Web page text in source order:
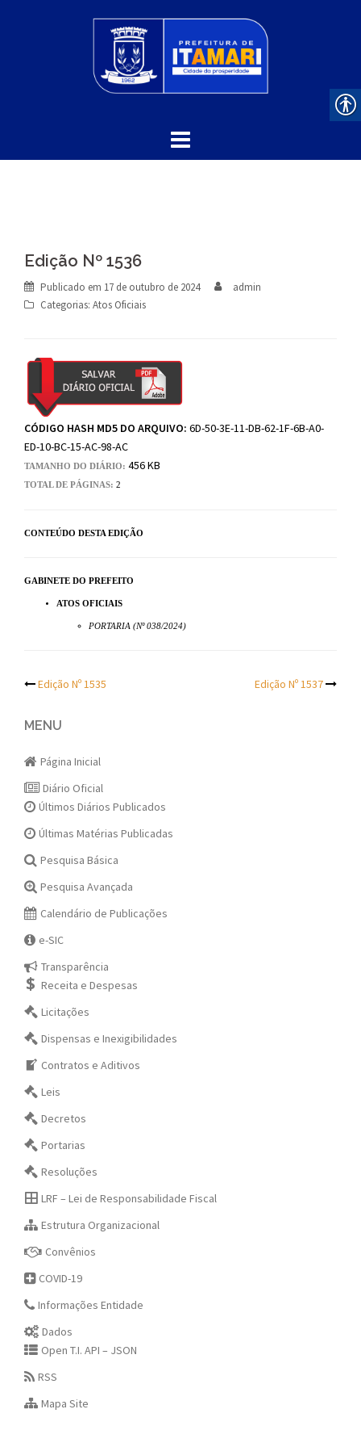
Edição Nº 1536
Publicado em 17 de outubro de 2024
admin
Categorias: Atos Oficiais
CÓDIGO HASH MD5 DO ARQUIVO: 6D-50-3E-11-DB-62-1F-6B-A0-
ED-10-BC-15-AC-98-AC
TAMANHO DO DIÁRIO: 456 KB
TOTAL DE PÁGINAS: 2
CONTEÚDO DESTA EDIÇÃO
GABINETE DO PREFEITO
ATOS OFICIAIS
PORTARIA (Nº 038/2024)
Post
navigation
Edição Nº 1535 Edição Nº 1537
MENU
Página Inicial
Diário Oficial
Últimos Diários Publicados
Últimas Matérias Publicadas
Pesquisa Básica
Pesquisa Avançada
Calendário de Publicações
e-SIC
Transparência
Receita e Despesas
Licitações
Dispensas e Inexigibilidades
Contratos e Aditivos
Leis
Decretos
Portarias
Resoluções
LRF – Lei de Responsabilidade Fiscal
Estrutura Organizacional
Convênios
COVID-19
Informações Entidade
Dados
Open T.I. API – JSON
RSS
Mapa Site